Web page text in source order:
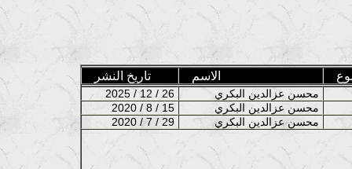
تاريخ النشر الاسم
2025 / 12 / 26
2020 / 8 / 15
2020 / 7 / 29